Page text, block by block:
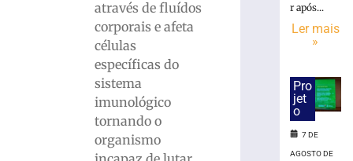
através de fluídos
corporais e afeta
células
específicas do
sistema
imunológico
tornando o
organismo
atraso
diagnóstico
r após...
Ler mais
»
Pro
jet
o
7 DE
AGOSTO DE